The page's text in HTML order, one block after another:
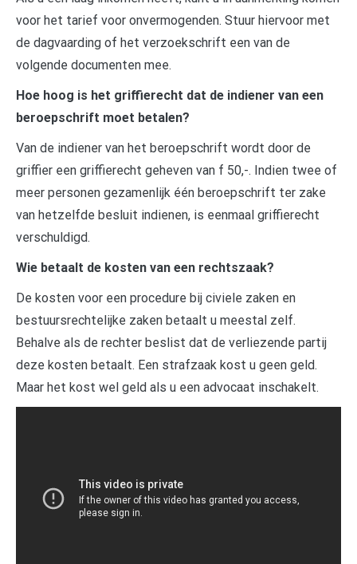
voor het tarief voor onvermogenden. Stuur hiervoor met
de dagvaarding of het verzoekschrift een van de
volgende documenten mee.
Hoe hoog is het griffierecht dat de indiener van een
beroepschrift moet betalen?
Van de indiener van het beroepschrift wordt door de
griffier een griffierecht geheven van f 50,-. Indien twee of
meer personen gezamenlijk één beroepschrift ter zake
van hetzelfde besluit indienen, is eenmaal griffierecht
verschuldigd.
Wie betaalt de kosten van een rechtszaak?
De kosten voor een procedure bij civiele zaken en
bestuursrechtelijke zaken betaalt u meestal zelf.
Behalve als de rechter beslist dat de verliezende partij
deze kosten betaalt. Een strafzaak kost u geen geld.
Maar het kost wel geld als u een advocaat inschakelt.